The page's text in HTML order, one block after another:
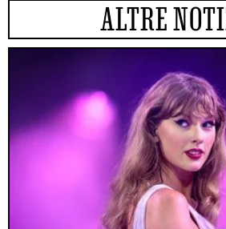
ALTRE